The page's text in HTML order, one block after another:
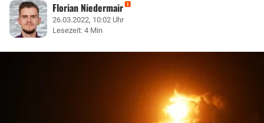
Florian Niedermair
26.03.2022, 10:02 Uhr
Lesezeit: 4 Min